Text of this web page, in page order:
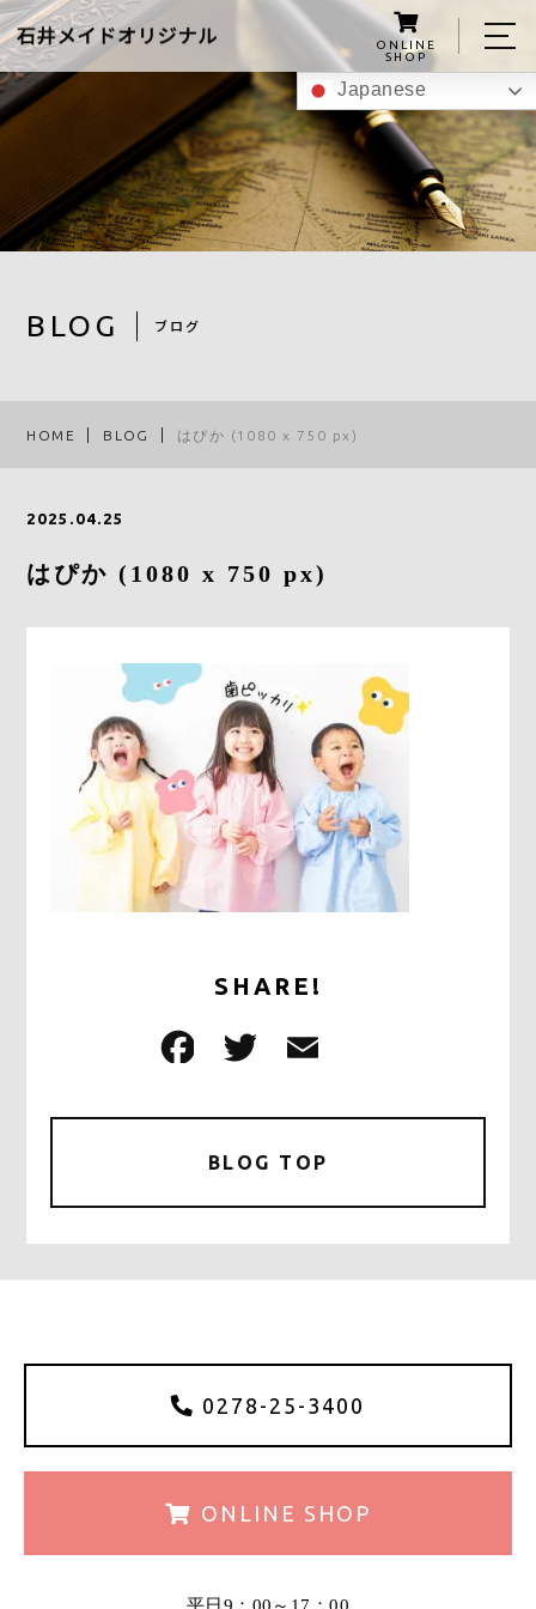
ONLINE
SHOP
Japanese
BLOG ブログ
HOME BLOG はぴか (1080 x 750 px)
2025.04.25
はぴか (1080 x 750 px)
SHARE!
F
c
e
b
o
o
T
it
te
r
ai
BLOG TOP
0278-25-3400
ONLINE SHOP
ホーム
私たちについて
こんにゃくグミの紹介
ブログ
0278-25-3400
平日9：00～17：00
定休日：土日祝日
ONLINE SHOP